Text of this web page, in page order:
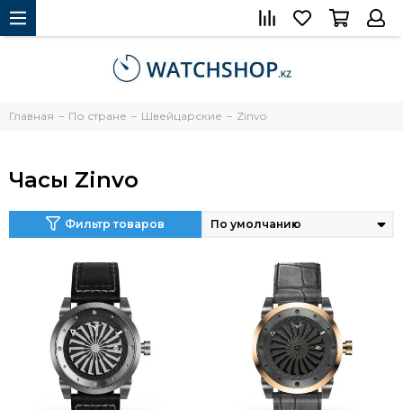
Главная По стране Швейцарские Zinvo
Часы Zinvo
Фильтр товаров